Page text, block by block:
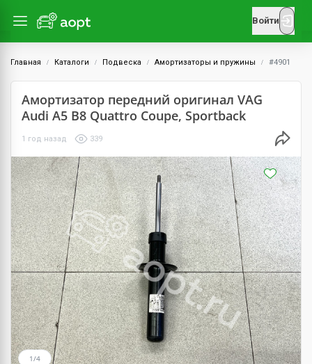
Войти
Главная Каталоги Подвеска Амортизаторы и пружины #4901
Амортизатор передний оригинал VAG
Audi A5 B8 Quattro Coupe, Sportback
1 год назад 339
1/4